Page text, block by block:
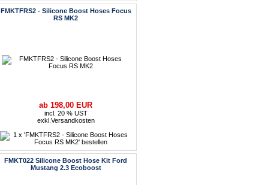
FMKTFRS2 - Silicone Boost Hoses Focus
RS MK2
ab 198,00 EUR
incl. 20 % UST
exkl. Versandkosten
FMKT022 Silicone Boost Hose Kit Ford
Mustang 2.3 Ecoboost